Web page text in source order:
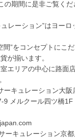
の期間に是非ご覧くだ
ュレーション”はヨー
”をコンセプトにこ
が揃います。
エリアの中心に路面
ーキュレーション大阪
9 メルクール四ツ橋1F
ーキュレーション京